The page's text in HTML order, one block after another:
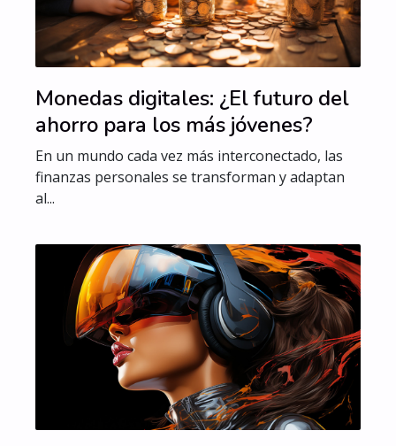
Monedas digitales: ¿El futuro del
ahorro para los más jóvenes?
En un mundo cada vez más interconectado, las
finanzas personales se transforman y adaptan
al...